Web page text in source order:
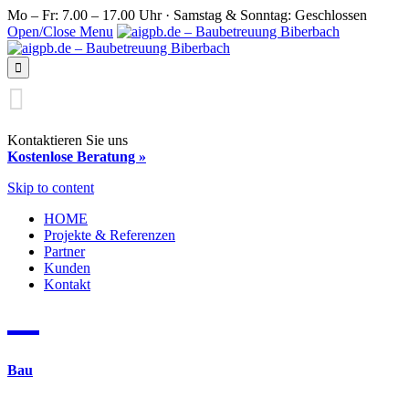
Mo – Fr: 7.00 – 17.00 Uhr · Samstag & Sonntag: Geschlossen
Open/Close Menu


Kontaktieren Sie uns
Kostenlose Beratung »
Skip to content
HOME
Projekte & Referenzen
Partner
Kunden
Kontakt
Bau